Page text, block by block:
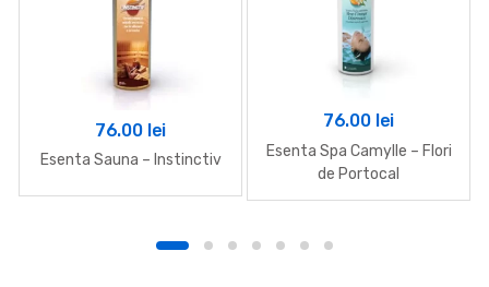
76.00 lei
Esenta Sauna – Instinctiv
76.00 lei
Esenta Spa Camylle – Flori
de Portocal